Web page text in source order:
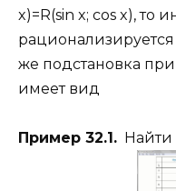
x)=R(sin x; cos x), то
же подстановка
имеет вид
Пример 32.1. Найти